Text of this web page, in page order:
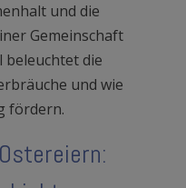
und die
Gemeinschaft
beleuchtet die
und wie
fördern.